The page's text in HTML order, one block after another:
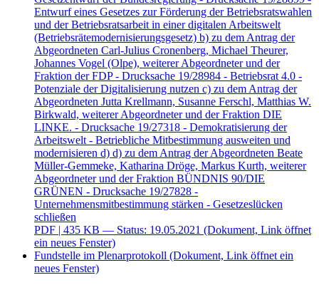
Entwurf eines Gesetzes zur Förderung der Betriebsratswahlen
und der Betriebsratsarbeit in einer digitalen Arbeitswelt
(Betriebsrätemodernisierungsgesetz) b) zu dem Antrag der
Abgeordneten Carl-Julius Cronenberg, Michael Theurer,
Johannes Vogel (Olpe), weiterer Abgeordneter und der
Fraktion der FDP - Drucksache 19/28984 - Betriebsrat 4.0 -
Potenziale der Digitalisierung nutzen c) zu dem Antrag der
Abgeordneten Jutta Krellmann, Susanne Ferschl, Matthias W.
Birkwald, weiterer Abgeordneter und der Fraktion DIE
LINKE. - Drucksache 19/27318 - Demokratisierung der
Arbeitswelt - Betriebliche Mitbestimmung ausweiten und
modernisieren d) d) zu dem Antrag der Abgeordneten Beate
Müller-Gemmeke, Katharina Dröge, Markus Kurth, weiterer
Abgeordneter und der Fraktion BÜNDNIS 90/DIE
GRÜNEN - Drucksache 19/27828 -
Unternehmensmitbestimmung stärken - Gesetzeslücken
schließen
PDF | 435 KB — Status: 19.05.2021 (Dokument, Link öffnet
ein neues Fenster)
Fundstelle im Plenarprotokoll (Dokument, Link öffnet ein
neues Fenster)